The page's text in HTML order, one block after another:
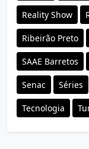
Reality Show
Ribeirão Preto
SAAE Barretos
Senac Séries
Tecnologia